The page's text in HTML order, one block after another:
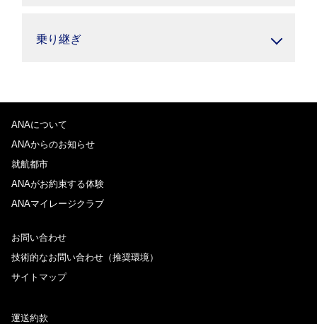
乗り継ぎ
ANAについて
ANAからのお知らせ
就航都市
ANAがお約束する体験
ANAマイレージクラブ
お問い合わせ
技術的なお問い合わせ（推奨環境）
サイトマップ
運送約款